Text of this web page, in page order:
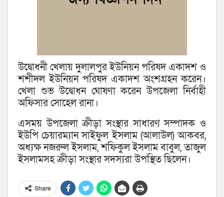
উদ্বোধনী খেলায় দুলালপুর ইউনিয়ন পরিষদ একাদশ ও
শশীদল ইউনিয়ন পরিষদ একাদশ অংশগ্রহন করেন।
খেলা শুভ উদ্বোধন ঘোষণা করেন উপজেলা নির্বাহী
অফিসার সোহেল রানা।
এসময় উপজেলা ক্রীড়া সংস্থার সাধারণ সম্পাদক ও
ইউপি চেয়ারম্যান সাইফুল ইসলাম (আলাউল) আকবর,
অধ্যক্ষ নজরুল ইসলাম, শফিকুল ইসলাম বাবুল, তাজুল
ইসলামসহ ক্রীড়া সংস্থার সদস্যরা উপস্থিত ছিলেন।
Share